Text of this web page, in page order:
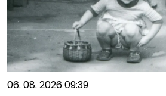
06. 08. 2026 09:39